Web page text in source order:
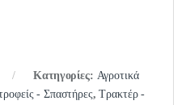
Κατηγορίες: Αγροτικά
- Σπαστήρες,Τρακτέρ -